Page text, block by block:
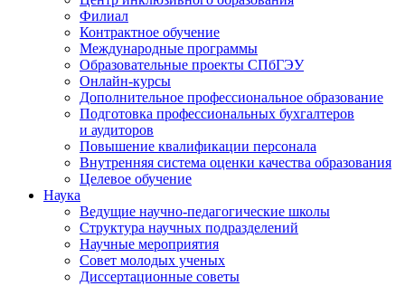
Филиал
Контрактное обучение
Международные программы
Образовательные проекты СПбГЭУ
Онлайн-курсы
Дополнительное профессиональное образование
Подготовка профессиональных бухгалтеров
и аудиторов
Повышение квалификации персонала
Внутренняя система оценки качества образования
Целевое обучение
Наука
Ведущие научно-педагогические школы
Структура научных подразделений
Научные мероприятия
Совет молодых ученых
Диссертационные советы